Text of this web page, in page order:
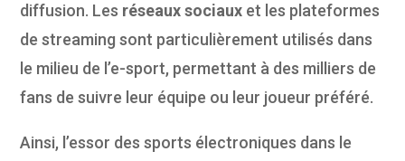
diffusion. Les réseaux sociaux et les plateformes
de streaming sont particulièrement utilisés dans
le milieu de l’e-sport, permettant à des milliers de
fans de suivre leur équipe ou leur joueur préféré.
Ainsi, l’essor des sports électroniques dans le